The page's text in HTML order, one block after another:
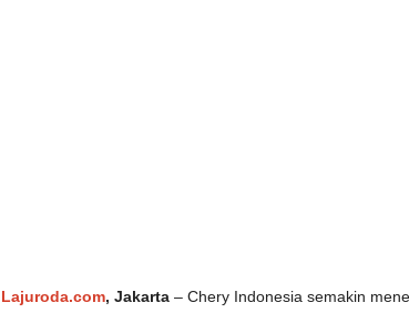
Lajuroda.com, Jakarta– Chery Indonesia semakin